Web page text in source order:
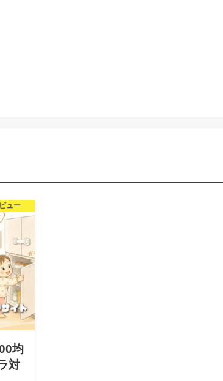
ュー
均
対